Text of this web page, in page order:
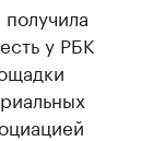
у РБК